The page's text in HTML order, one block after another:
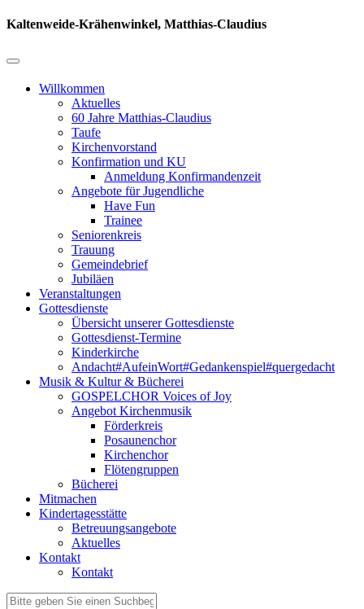
Kaltenweide-Krähenwinkel, Matthias-Claudius
Willkommen
Aktuelles
60 Jahre Matthias-Claudius
Taufe
Kirchenvorstand
Konfirmation und KU
Anmeldung Konfirmandenzeit
Angebote für Jugendliche
Have Fun
Trainee
Seniorenkreis
Trauung
Gemeindebrief
Jubiläen
Veranstaltungen
Gottesdienste
Übersicht unserer Gottesdienste
Gottesdienst-Termine
Kinderkirche
Andacht#AufeinWort#Gedankenspiel#quergedacht
Musik & Kultur & Bücherei
GOSPELCHOR Voices of Joy
Angebot Kirchenmusik
Förderkreis
Posaunenchor
Kirchenchor
Flötengruppen
Bücherei
Mitmachen
Kindertagesstätte
Betreuungsangebote
Aktuelles
Kontakt
Kontakt